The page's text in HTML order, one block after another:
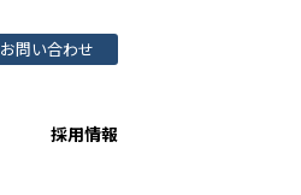
お問い合わせ
採用情報